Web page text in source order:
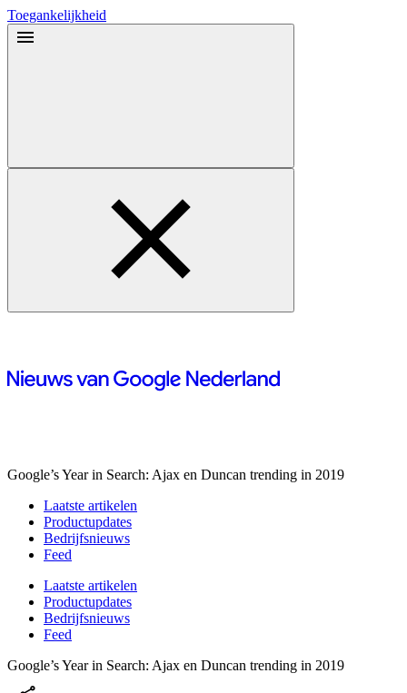
Toegankelijkheid
Google’s Year in Search: Ajax en Duncan trending in 2019
Laatste artikelen
Productupdates
Bedrijfsnieuws
Feed
Laatste artikelen
Productupdates
Bedrijfsnieuws
Feed
Google’s Year in Search: Ajax en Duncan trending in 2019